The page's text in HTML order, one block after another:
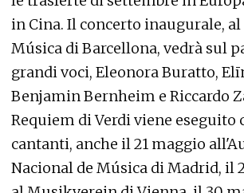
in Cina. Il concerto inaugurale, al
Música di Barcellona, vedrà sul
grandi voci, Eleonora Buratto,
Benjamin Bernheim e Riccardo
Requiem di Verdi viene eseguito
cantanti, anche il 21 maggio
Nacional de Música di Madrid, il